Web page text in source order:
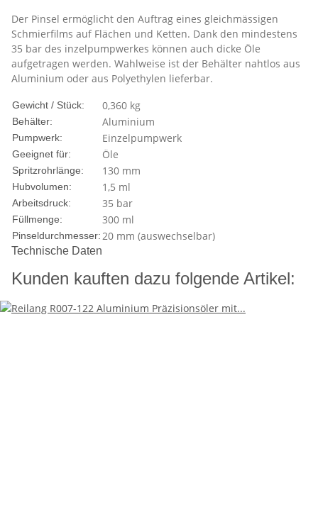
Der Pinsel ermöglicht den Auftrag eines gleichmässigen
Schmierfilms auf Flächen und Ketten. Dank den mindestens
35 bar des inzelpumpwerkes können auch dicke Öle
aufgetragen werden. Wahlweise ist der Behälter nahtlos aus
Aluminium oder aus Polyethylen lieferbar.
Technische Daten
Gewicht / Stück: 0,360 kg
Behälter: Aluminium
Pumpwerk: Einzelpumpwerk
Geeignet für: Öle
Spritzrohrlänge: 130 mm
Hubvolumen: 1,5 ml
Arbeitsdruck: 35 bar
Füllmenge: 300 ml
Pinseldurchmesser: 20 mm (auswechselbar)
Kunden kauften dazu folgende Artikel: